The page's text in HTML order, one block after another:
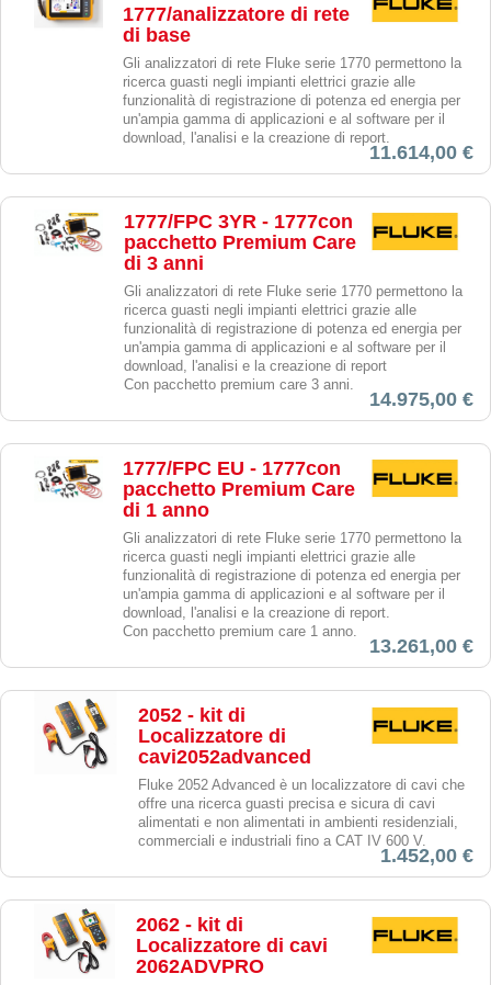
1777/analizzatore di rete
di base
Gli analizzatori di rete Fluke serie 1770 permettono la
ricerca guasti negli impianti elettrici grazie alle
funzionalità di registrazione di potenza ed energia per
un'ampia gamma di applicazioni e al software per il
download, l'analisi e la creazione di report.
11.614,00 €
1777/FPC 3YR - 1777con
pacchetto Premium Care
di 3 anni
Gli analizzatori di rete Fluke serie 1770 permettono la
ricerca guasti negli impianti elettrici grazie alle
funzionalità di registrazione di potenza ed energia per
un'ampia gamma di applicazioni e al software per il
download, l'analisi e la creazione di report
Con pacchetto premium care 3 anni.
14.975,00 €
1777/FPC EU - 1777con
pacchetto Premium Care
di 1 anno
Gli analizzatori di rete Fluke serie 1770 permettono la
ricerca guasti negli impianti elettrici grazie alle
funzionalità di registrazione di potenza ed energia per
un'ampia gamma di applicazioni e al software per il
download, l'analisi e la creazione di report.
Con pacchetto premium care 1 anno.
13.261,00 €
2052 - kit di
Localizzatore di
cavi2052advanced
Fluke 2052 Advanced è un localizzatore di cavi che
offre una ricerca guasti precisa e sicura di cavi
alimentati e non alimentati in ambienti residenziali,
commerciali e industriali fino a CAT IV 600 V.
1.452,00 €
2062 - kit di
Localizzatore di cavi
2062ADVPRO